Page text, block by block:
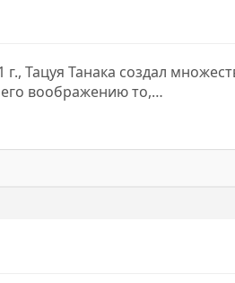
Тацуя Танака создал
воображению то,…